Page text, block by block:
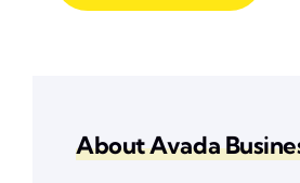
About Avada